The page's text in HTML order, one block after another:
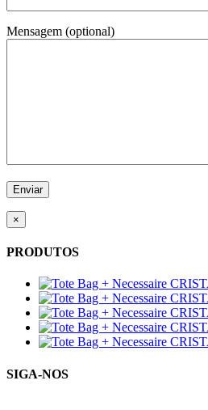
Mensagem (optional)
×
PRODUTOS
SIGA-NOS